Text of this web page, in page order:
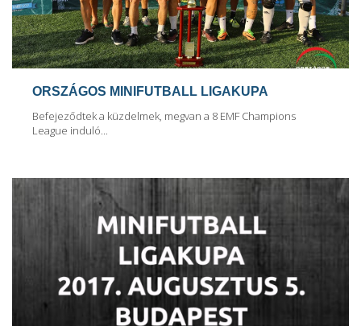
ORSZÁGOS MINIFUTBALL LIGAKUPA
Befejeződtek a küzdelmek, megvan a 8 EMF Champions
League induló...